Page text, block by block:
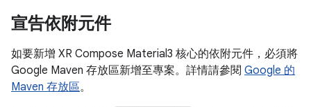
宣告依附元件
如要新增 XR Compose Material3 核心的依附元件，必須將
Google Maven 存放區新增至專案。詳情請參閱 Google 的
Maven 存放區。